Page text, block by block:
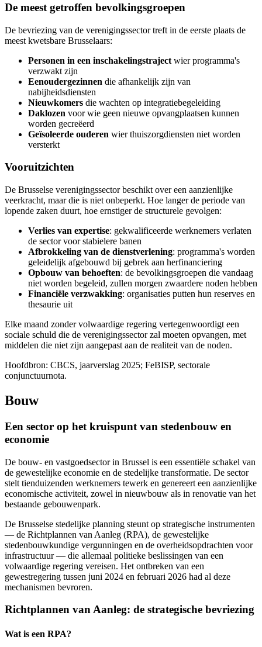
De meest getroffen bevolkingsgroepen
De bevriezing van de verenigingssector treft in de eerste plaats de
meest kwetsbare Brusselaars:
Personen in een inschakelingstraject wier programma's
verzwakt zijn
Eenoudergezinnen die afhankelijk zijn van
nabijheidsdiensten
Nieuwkomers die wachten op integratiebegeleiding
Daklozen voor wie geen nieuwe opvangplaatsen kunnen
worden gecreëerd
Geïsoleerde ouderen wier thuiszorgdiensten niet worden
versterkt
Vooruitzichten
De Brusselse verenigingssector beschikt over een aanzienlijke
veerkracht, maar die is niet onbeperkt. Hoe langer de periode van
lopende zaken duurt, hoe ernstiger de structurele gevolgen:
Verlies van expertise: gekwalificeerde werknemers verlaten
de sector voor stabielere banen
Afbrokkeling van de dienstverlening: programma's worden
geleidelijk afgebouwd bij gebrek aan herfinanciering
Opbouw van behoeften: de bevolkingsgroepen die vandaag
niet worden begeleid, zullen morgen zwaardere noden hebben
Financiële verzwakking: organisaties putten hun reserves en
thesaurie uit
Elke maand zonder volwaardige regering vertegenwoordigt een
sociale schuld die de verenigingssector zal moeten opvangen, met
middelen die niet zijn aangepast aan de realiteit van de noden.
Hoofdbron: CBCS, jaarverslag 2025; FeBISP, sectorale
conjunctuurnota.
Bouw
Een sector op het kruispunt van stedenbouw en
economie
De bouw- en vastgoedsector in Brussel is een essentiële schakel van
de gewestelijke economie en de stedelijke transformatie. De sector
stelt tienduizenden werknemers tewerk en genereert een aanzienlijke
economische activiteit, zowel in nieuwbouw als in renovatie van het
bestaande gebouwenpark.
De Brusselse stedelijke planning steunt op strategische instrumenten
— de Richtplannen van Aanleg (RPA), de gewestelijke
stedenbouwkundige vergunningen en de overheidsopdrachten voor
infrastructuur — die allemaal politieke beslissingen van een
volwaardige regering vereisen. Het ontbreken van een
gewestregering tussen juni 2024 en februari 2026 had al deze
mechanismen bevroren.
Richtplannen van Aanleg: de strategische bevriezing
Wat is een RPA?